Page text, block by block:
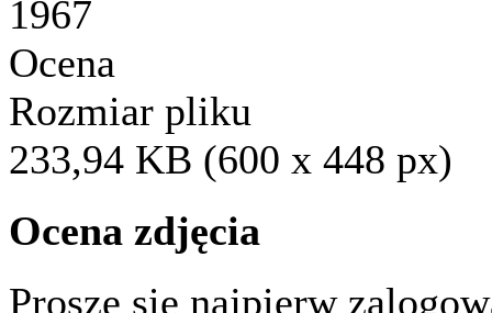
1967
Ocena
Rozmiar pliku
233,94 KB (600 x 448 px)
Ocena zdjęcia
Proszę się najpierw